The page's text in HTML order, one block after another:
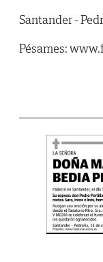
Santander -
Pésames: